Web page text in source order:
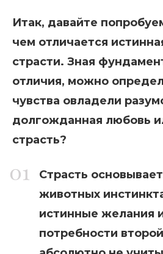
Итак, давайте
чем отличается
страсти. Зная
отличия, можно
чувства овладели
долгожданная любовь
страсть?
Страсть
животных
истинные желания
потребности